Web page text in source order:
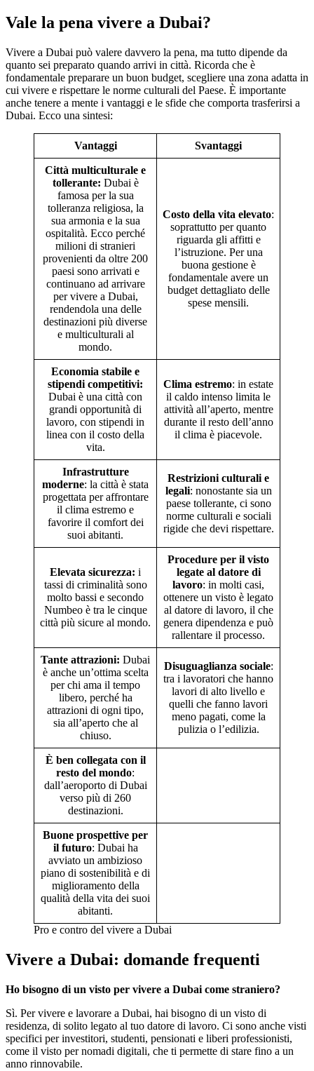
Vale la pena vivere a Dubai?
Vivere a Dubai può valere davvero la pena, ma tutto dipende da
quanto sei preparato quando arrivi in città. Ricorda che è
fondamentale preparare un buon budget, scegliere una zona adatta in
cui vivere e rispettare le norme culturali del Paese. È importante
anche tenere a mente i vantaggi e le sfide che comporta trasferirsi a
Dubai. Ecco una sintesi:
Vantaggi Svantaggi
Città multiculturale e
tollerante: Dubai è
famosa per la sua
tolleranza religiosa, la
sua armonia e la sua
ospitalità. Ecco perché
milioni di stranieri
provenienti da oltre 200
paesi sono arrivati e
continuano ad arrivare
per vivere a Dubai,
rendendola una delle
destinazioni più diverse
e multiculturali al
mondo.
Costo della vita elevato:
soprattutto per quanto
riguarda gli affitti e
l’istruzione. Per una
buona gestione è
fondamentale avere un
budget dettagliato delle
spese mensili.
Economia stabile e
stipendi competitivi:
Dubai è una città con
grandi opportunità di
lavoro, con stipendi in
linea con il costo della
vita.
Clima estremo: in estate
il caldo intenso limita le
attività all’aperto, mentre
durante il resto dell’anno
il clima è piacevole.
Infrastrutture
moderne: la città è stata
progettata per affrontare
il clima estremo e
favorire il comfort dei
suoi abitanti.
Restrizioni culturali e
legali: nonostante sia un
paese tollerante, ci sono
norme culturali e sociali
rigide che devi rispettare.
Elevata sicurezza: i
tassi di criminalità sono
molto bassi e secondo
Numbeo è tra le cinque
città più sicure al mondo.
Procedure per il visto
legate al datore di
lavoro: in molti casi,
ottenere un visto è legato
al datore di lavoro, il che
genera dipendenza e può
rallentare il processo.
Tante attrazioni: Dubai
è anche un’ottima scelta
per chi ama il tempo
libero, perché ha
attrazioni di ogni tipo,
sia all’aperto che al
chiuso.
Disuguaglianza sociale:
tra i lavoratori che hanno
lavori di alto livello e
quelli che fanno lavori
meno pagati, come la
pulizia o l’edilizia.
È ben collegata con il
resto del mondo:
dall’aeroporto di Dubai
verso più di 260
destinazioni.
Buone prospettive per
il futuro: Dubai ha
avviato un ambizioso
piano di sostenibilità e di
miglioramento della
qualità della vita dei suoi
abitanti.
Pro e contro del vivere a Dubai
Vivere a Dubai: domande frequenti
Ho bisogno di un visto per vivere a Dubai come straniero?
Sì. Per vivere e lavorare a Dubai, hai bisogno di un visto di
residenza, di solito legato al tuo datore di lavoro. Ci sono anche visti
specifici per investitori, studenti, pensionati e liberi professionisti,
come il visto per nomadi digitali, che ti permette di stare fino a un
anno rinnovabile.